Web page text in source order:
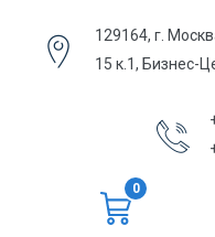
129164, г.
15 к.1, Бизнес-
0